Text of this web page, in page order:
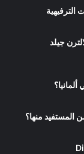
الترفيهية
جيلد
المستفيد منها؟